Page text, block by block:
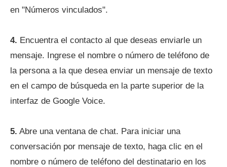
en "Números vinculados".
4. Encuentra el contacto al que deseas enviarle un
mensaje. Ingrese el nombre o número de teléfono de
la persona a la que desea enviar un mensaje de texto
en el campo de búsqueda en la parte superior de la
interfaz de Google Voice.
5. Abre una ventana de chat. Para iniciar una
conversación por mensaje de texto, haga clic en el
nombre o número de teléfono del destinatario en los